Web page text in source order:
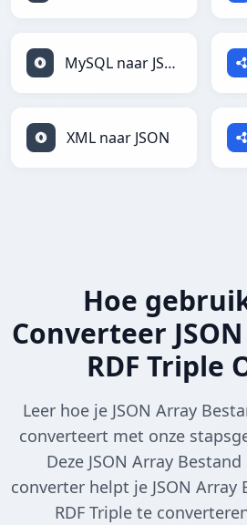
MySQL naar JSON
XML naar JSON
Hoe
Converteer
RDF Triple
Leer hoe je JSON Array
converteert met onze
Deze JSON Array
converter helpt je JSON
RDF Triple te